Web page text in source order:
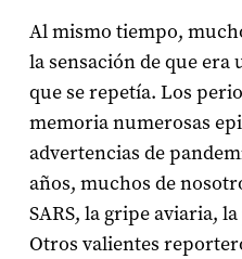
Al mismo tiempo,
la sensación de que
que se repetía. Los
memoria numerosas
advertencias de
años, muchos de
SARS, la gripe aviaria,
Otros valientes